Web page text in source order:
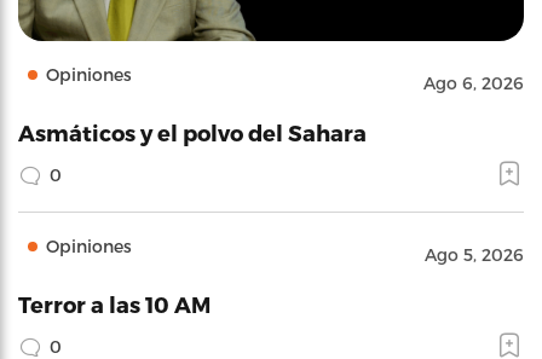
Opiniones Ago 6, 2026
Asmáticos y el polvo del Sahara
0
Opiniones Ago 5, 2026
Terror a las 10 AM
0